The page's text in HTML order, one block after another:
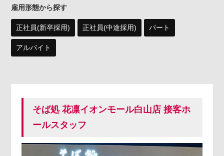
雇用形態から探す
正社員(新卒採用) 正社員(中途採用) パート
アルバイト
そば処 花凛イオンモール白山店 接客ホ
ールスタッフ